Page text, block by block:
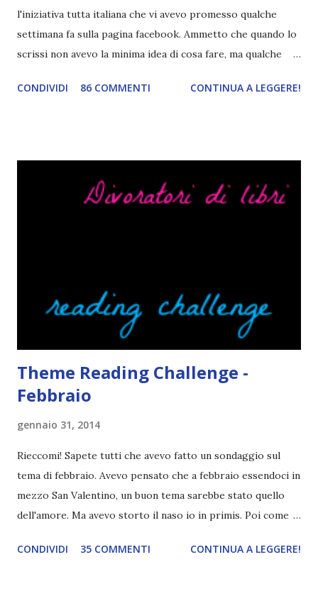
l'iniziativa tutta italiana che vi avevo promesso qualche
settimana fa sulla pagina facebook. Ammetto che quando lo
scrissi non avevo la minima idea di cosa fare, ma qualche
href="http://divoratoridilibri.blogspot.com/2016/06/legg
sarà piuttosto difficile (per me). Siccome è tipo la terza
agli autori italiani, sia pubblicati da editori sia
autopubblicati. Si svolgerà ne...
CONDIVIDI 86 COMMENTI CONTINUA A LEGGERE!
Theme Reading Challenge -
Febbraio
gennaio 31, 2014
Rieccomi! Sapete tutti che avevo fatto un sondaggio sul
tema di febbraio. Avevo pensato che a febbraio essendoci in
mezzo San Valentino, un buon tema sarebbe stato quello
dell'amore. Ma avevo storto il naso io in primis. Poi come
più difficili e fare decidere a voi lettori tra storie d'amore
CONDIVIDI 35 COMMENTI CONTINUA A LEGGERE!